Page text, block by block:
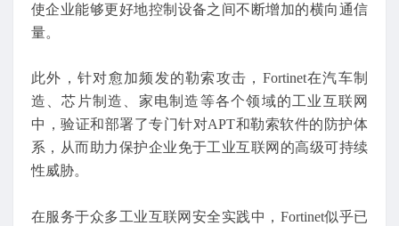
使企业能够更好地控制设备之间不断增加的横向通信
量。
此外，针对愈加频发的勒索攻击，Fortinet在汽车制
造、芯片制造、家电制造等各个领域的工业互联网
中，验证和部署了专门针对APT和勒索软件的防护体
系，从而助力保护企业免于工业互联网的高级可持续
性威胁。
在服务于众多工业互联网安全实践中，Fortinet似乎已